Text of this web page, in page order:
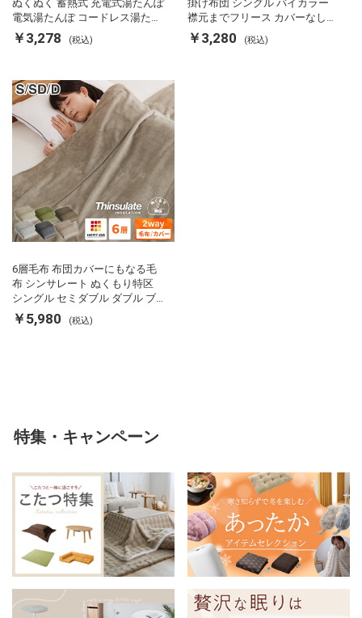
ぬくぬく 蓄熱式 充電式湯たんぽ
電気湯たんぽ コードレス湯たん
ぽ エコ 節電 節約 省エネ 充電式
エコ電気あんか EWT-2143 スリ
￥3,278 (税込)
掛け布団 シングル バイカラー
襟元までフリース カバーなしで
使える 軽い 丸洗い 断熱 保温 抗
菌防臭 洗える 防ダニ 軽量 ホコ
￥3,280 (税込)
6層毛布 布団カバーにもなる毛
布 シンサレート ぬくもり特区
シングル セミダブル ダブル ブ
ランケット 掛け布団カバー フラ
ンネル 保温 蓄熱 吸湿 発熱 断熱
￥5,980 (税込)
特集・キャンペーン